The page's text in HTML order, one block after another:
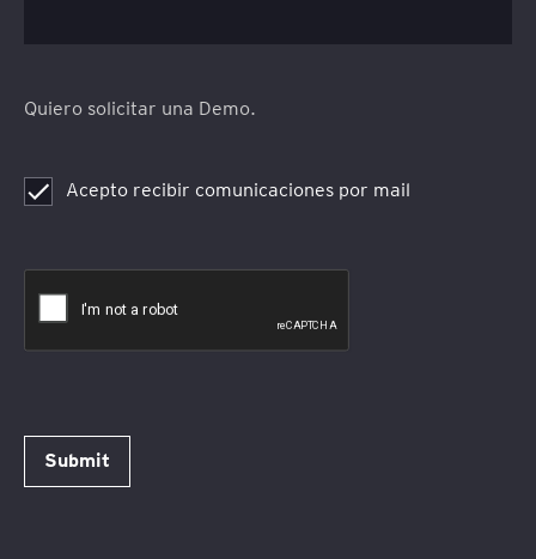
Quiero solicitar una Demo.
Acepto recibir comunicaciones por mail
Submit